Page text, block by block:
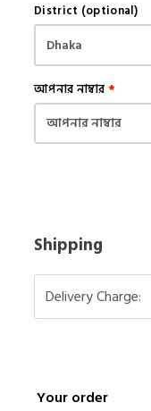
District (optional)
Dhaka
আপনার নাম্বার *
Shipping
Delivery Charge:
Your order